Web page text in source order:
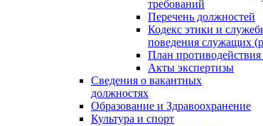
требований
Перечень должностей
Кодекс этики и
поведения служащих
План
Акты экспертизы
Сведения о вакантных
должностях
Образование и Здравоохранение
Культура и спорт